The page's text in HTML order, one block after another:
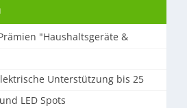
"Haushaltsgeräte &
Unterstützung bis 25
LED Spots